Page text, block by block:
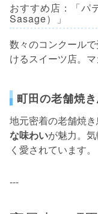
おすすめ店：「パ
Sasage）」
数々のコンクール
けるスイーツ店。
町田の老舗焼き
地元密着の老舗焼き
な味わいが魅力。
く愛されています。
---